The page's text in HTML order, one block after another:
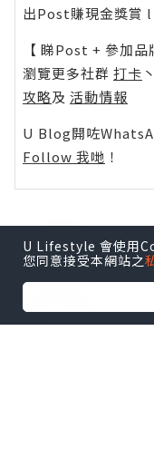
出Post賺現金獎賞 l
【 睇Post + 參加品
瀏覽更多社群 打卡 丶
攻略及 活動情報
U Blog開咗
Follow 我哋 ！
0個讚
收藏
U Lifestyle 會使用
您同意接受本網站之